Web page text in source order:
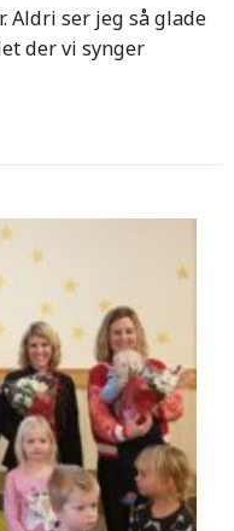
Aldri ser jeg så glade
der vi synger